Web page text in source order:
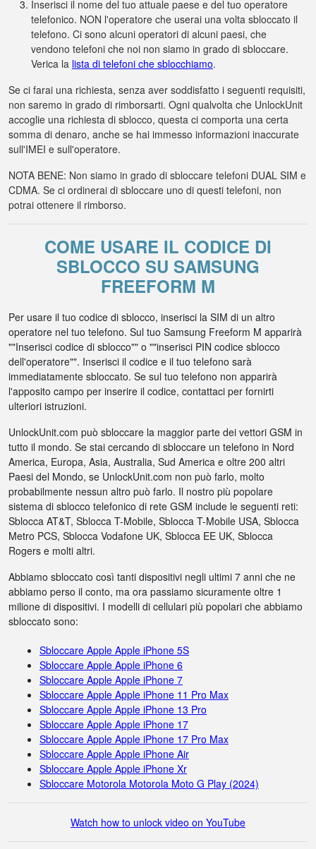
Inserisci il nome del tuo attuale paese e del tuo operatore
telefonico. NON l'operatore che userai una volta sbloccato il
telefono. Ci sono alcuni operatori di alcuni paesi, che
vendono telefoni che noi non siamo in grado di sbloccare.
Verica la lista di telefoni che sblocchiamo.
Se ci farai una richiesta, senza aver soddisfatto i seguenti requisiti,
non saremo in grado di rimborsarti. Ogni qualvolta che UnlockUnit
accoglie una richiesta di sblocco, questa ci comporta una certa
somma di denaro, anche se hai immesso informazioni inaccurate
sull'IMEI e sull'operatore.
NOTA BENE: Non siamo in grado di sbloccare telefoni DUAL SIM e
CDMA. Se ci ordinerai di sbloccare uno di questi telefoni, non
potrai ottenere il rimborso.
COME USARE IL CODICE DI
SBLOCCO SU SAMSUNG
FREEFORM M
Per usare il tuo codice di sblocco, inserisci la SIM di un altro
operatore nel tuo telefono. Sul tuo Samsung Freeform M apparirà
""Inserisci codice di sblocco"" o ""inserisci PIN codice sblocco
dell'operatore"". Inserisci il codice e il tuo telefono sarà
immediatamente sbloccato. Se sul tuo telefono non apparirà
l'apposito campo per inserire il codice, contattaci per fornirti
ulteriori istruzioni.
UnlockUnit.com può sbloccare la maggior parte dei vettori GSM in
tutto il mondo. Se stai cercando di sbloccare un telefono in Nord
America, Europa, Asia, Australia, Sud America e oltre 200 altri
Paesi del Mondo, se UnlockUnit.com non può farlo, molto
probabilmente nessun altro può farlo. Il nostro più popolare
sistema di sblocco telefonico di rete GSM include le seguenti reti:
Sblocca AT&T, Sblocca T-Mobile, Sblocca T-Mobile USA, Sblocca
Metro PCS, Sblocca Vodafone UK, Sblocca EE UK, Sblocca
Rogers e molti altri.
Abbiamo sbloccato così tanti dispositivi negli ultimi 7 anni che ne
abbiamo perso il conto, ma ora passiamo sicuramente oltre 1
milione di dispositivi. I modelli di cellulari più popolari che abbiamo
sbloccato sono:
Sbloccare Apple Apple iPhone 5S
Sbloccare Apple Apple iPhone 6
Sbloccare Apple Apple iPhone 7
Sbloccare Apple Apple iPhone 11 Pro Max
Sbloccare Apple Apple iPhone 13 Pro
Sbloccare Apple Apple iPhone 17
Sbloccare Apple Apple iPhone 17 Pro Max
Sbloccare Apple Apple iPhone Air
Sbloccare Apple Apple iPhone Xr
Sbloccare Motorola Motorola Moto G Play (2024)
Watch how to unlock video on YouTube